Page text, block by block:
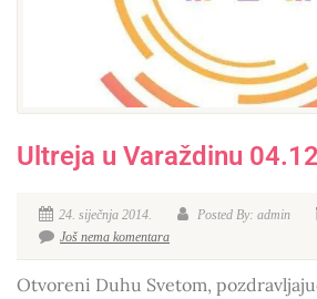
Ultreja u Varaždinu
24. siječnja 2014. Posted By: admin
Još nema komentara
Otvoreni Duhu Svetom,